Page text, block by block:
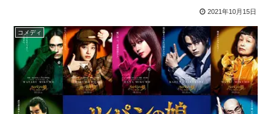
2021年10月15日
コメディ